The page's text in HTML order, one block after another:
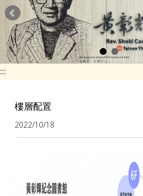
:::
樓層配置
2022/10/18